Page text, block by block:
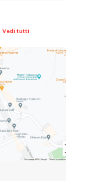
Vedi tutti